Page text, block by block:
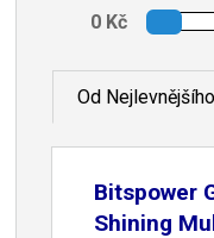
Od Nejlevnějšího
Bitspower
Shining